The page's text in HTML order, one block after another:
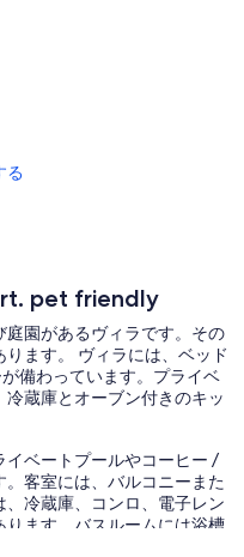
る
pet friendly
園があるヴィラです。その
ます。 ヴィラには、ベッド
備わっています。プライベ
蔵庫とオーブン付きのキッ
イベートプールやコーヒー /
客室には、バルコニーまた
冷蔵庫、コンロ、電子レン
ます。バスルームには浴槽